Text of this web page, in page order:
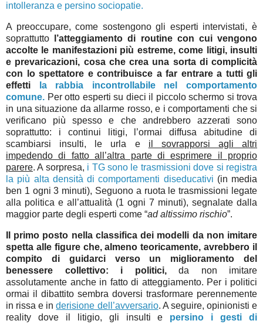
intolleranza e persino sociopatie.
A preoccupare, come sostengono gli esperti intervistati, è
soprattutto
l’atteggiamento di routine con cui vengono
accolte le manifestazioni più estreme, come litigi, insulti
e prevaricazioni, cosa che crea una sorta di complicità
con lo spettatore e contribuisce a far entrare a tutti gli
effetti
la rabbia incontrollabile nel comportamento
comune. Per otto esperti su dieci il piccolo schermo si trova
in una situazione da allarme rosso, e i comportamenti che si
verificano più spesso e che andrebbero azzerati sono
soprattutto: i continui litigi, l’ormai diffusa abitudine di
scambiarsi insulti, le urla e il sovrapporsi agli altri
impedendo di fatto all’altra parte di esprimere il proprio
parere. A sorpresa, i TG sono le trasmissioni dove si registra
la più alta densità di comportamenti diseducativi (in media
ben 1 ogni 3 minuti), Seguono a ruota le trasmissioni legate
alla politica e all’attualità (1 ogni 7 minuti), segnalate dalla
maggior parte degli esperti come “ad altissimo rischio”.
Il primo posto nella classifica dei modelli da non imitare
spetta alle figure che, almeno teoricamente, avrebbero il
compito di guidarci verso un miglioramento del
benessere collettivo: i politici,da non imitare
assolutamente anche in fatto di atteggiamento. Per i politici
ormai il dibattito sembra doversi trasformare perennemente
in rissa e inderisione dell’avversario. A seguire, opinionisti e
reality dove il litigio, gli insulti e persino i gesti di